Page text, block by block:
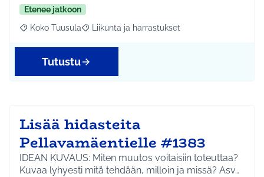
Etenee jatkoon
Rajaa tulokset aihepiirin mukaan: Koko Tuusula
Koko Tuusula Rajaa tulokset teeman mukaan: Liikunta ja
Liikunta ja harrastukset
Tutustu
Lisää hidasteita
Pellavamäentielle #1383
IDEAN KUVAUS: Miten muutos voitaisiin toteuttaa?
Kuvaa lyhyesti mitä tehdään, milloin ja missä? Asv…